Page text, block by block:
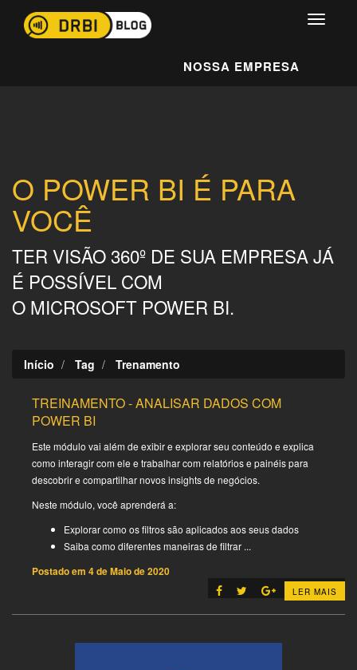
NOSSA EMPRESA
O POWER BI É PARA
VOCÊ
TER VISÃO 360º DE SUA EMPRESA JÁ
É POSSÍVEL COM
O MICROSOFT POWER BI.
Início Tag Trenamento
LER MAIS
TREINAMENTO - ANALISAR DADOS COM
POWER BI
Este módulo vai além de exibir e explorar seu conteúdo e explica
como interagir com ele e trabalhar com relatórios e painéis para
descobrir e compartilhar novos insights de negócios.
Neste módulo, você aprenderá a:
Explorar como os filtros são aplicados aos seus dados
Saiba como diferentes maneiras de filtrar ...
Postado em 4 de Maio de 2020